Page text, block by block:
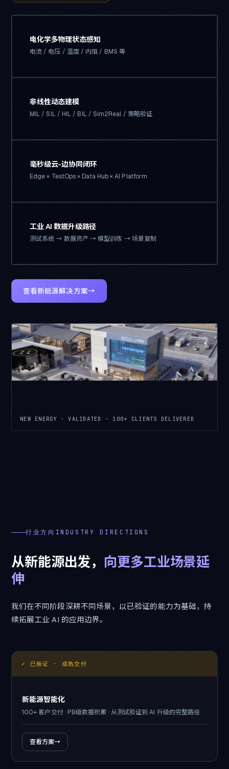
电化学多物理状态感知
电流 / 电压 / 温度 / 内阻 / BMS 等
非线性动态建模
MIL / SIL / HIL / BIL / Sim2Real / 策略验证
毫秒级云-边协同闭环
Edge × TestOps × Data Hub × AI Platform
工业 AI 数据升级路径
测试系统 → 数据资产 → 模型训练 → 场景复制
查看新能源解决方案→
NEW ENERGY · VALIDATED · 100+ CLIENTS DELIVERED
行业方向INDUSTRY DIRECTIONS
从新能源出发， 向更多工业场景延
伸
我们在不同阶段深耕不同场景，以已验证的能力为基础，持
续拓展工业 AI 的应用边界。
✓ 已验证 · 成熟交付
新能源智能化
100+ 客户交付 · PB级数据积累 · 从测试验证到 AI 升级的完整路径
查看方案→